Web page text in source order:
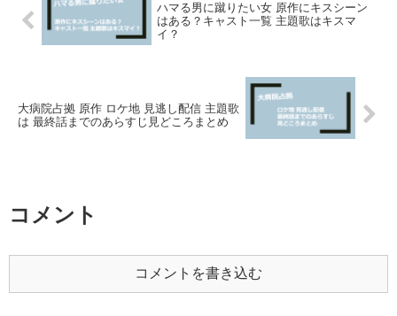
ハマる男に蹴りたい女 原作にキスシーン
はある？キャスト一覧 主題歌はキスマ
イ？
大病院占拠 原作 ロケ地 見逃し配信 主題歌
は 最終話までのあらすじ見どころまとめ
コメント
コメントを書き込む